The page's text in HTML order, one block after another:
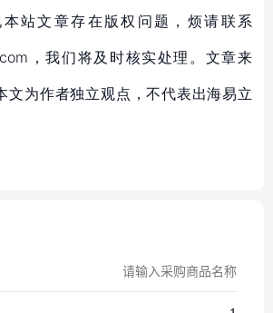
站文章存在版权问题，烦请联系
，我们将及时核实处理。文章来
文为作者独立观点，不代表出海易立